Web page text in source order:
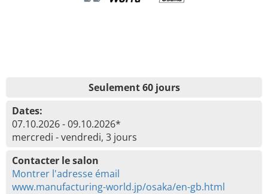
Seulement 60 jours
Dates:
07.10.2026 - 09.10.2026*
mercredi - vendredi, 3 jours
Contacter le salon
Montrer l'adresse émail
www.manufacturing-world.jp/osaka/en-gb.html